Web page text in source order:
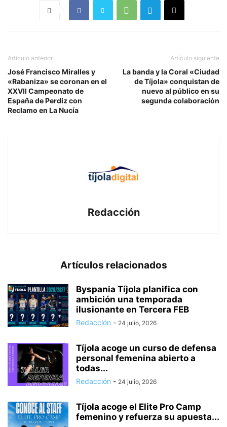
Artículo anterior
José Francisco Miralles y
«Rabaniza» se coronan en el
XXVII Campeonato de
España de Perdiz con
Reclamo en La Nucía
Artículo siguiente
La banda y la Coral «Ciudad
de Tíjola» conquistan de
nuevo al público en su
segunda colaboración
Redacción
Artículos relacionados
Byspania Tíjola planifica con
ambición una temporada
ilusionante en Tercera FEB
Redacción - 24 julio, 2026
Tíjola acoge un curso de defensa
personal femenina abierto a
todas...
Redacción - 24 julio, 2026
Tíjola acoge el Elite Pro Camp
femenino y refuerza su apuesta...